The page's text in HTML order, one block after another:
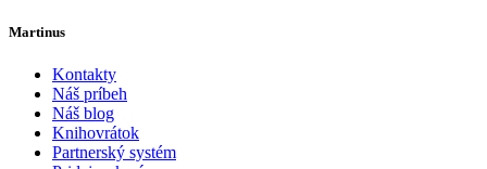
Martinus
Kontakty
Náš príbeh
Náš blog
Knihovrátok
Partnerský systém